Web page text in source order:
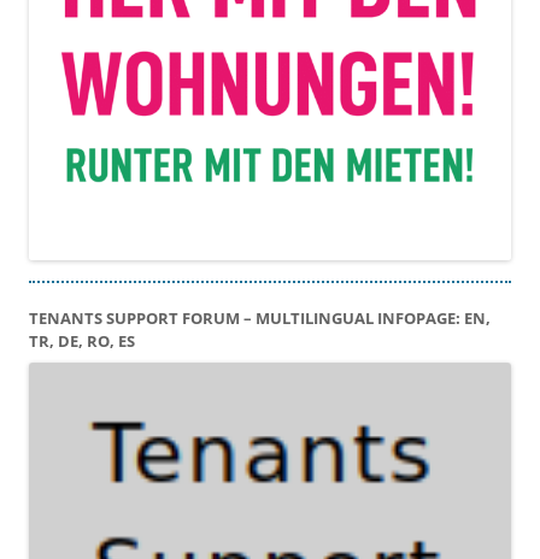
TENANTS SUPPORT FORUM – MULTILINGUAL INFOPAGE: EN,
TR, DE, RO, ES